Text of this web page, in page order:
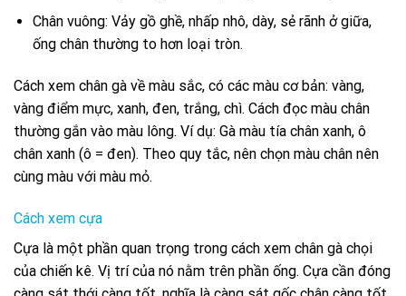
Chân vuông: Vảy gồ ghề, nhấp nhô, dày, sẻ rãnh ở giữa,
ống chân thường to hơn loại tròn.
Cách xem chân gà về màu sắc, có các màu cơ bản: vàng,
vàng điểm mực, xanh, đen, trắng, chì. Cách đọc màu chân
thường gắn vào màu lông. Ví dụ: Gà màu tía chân xanh, ô
chân xanh (ô = đen). Theo quy tắc, nên chọn màu chân nên
cùng màu với màu mỏ.
Cách xem cựa
Cựa là một phần quan trọng trong cách xem chân gà chọi
của chiến kê. Vị trí của nó nằm trên phần ống. Cựa cần đóng